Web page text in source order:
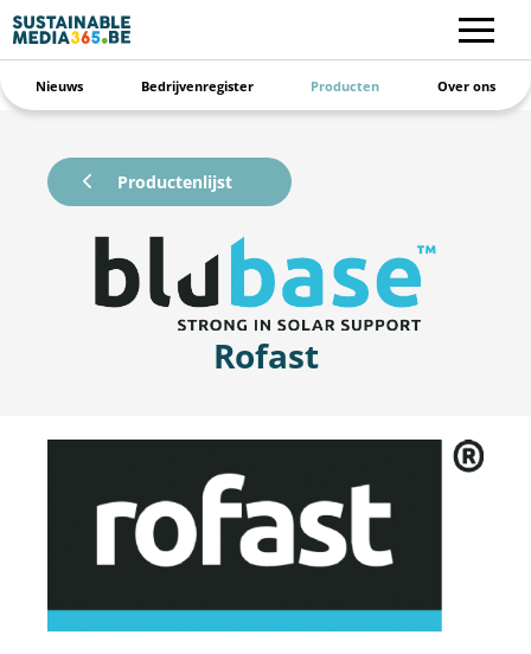
Nieuws Bedrijvenregister Producten Over ons
Productenlijst
Rofast